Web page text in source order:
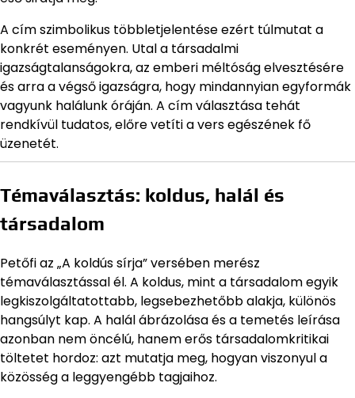
A cím szimbolikus többletjelentése ezért túlmutat a
konkrét eseményen. Utal a társadalmi
igazságtalanságokra, az emberi méltóság elvesztésére
és arra a végső igazságra, hogy mindannyian egyformák
vagyunk halálunk óráján. A cím választása tehát
rendkívül tudatos, előre vetíti a vers egészének fő
üzenetét.
Témaválasztás: koldus, halál és
társadalom
Petőfi az „A koldús sírja” versében merész
témaválasztással él. A koldus, mint a társadalom egyik
legkiszolgáltatottabb, legsebezhetőbb alakja, különös
hangsúlyt kap. A halál ábrázolása és a temetés leírása
azonban nem öncélú, hanem erős társadalomkritikai
töltetet hordoz: azt mutatja meg, hogyan viszonyul a
közösség a leggyengébb tagjaihoz.